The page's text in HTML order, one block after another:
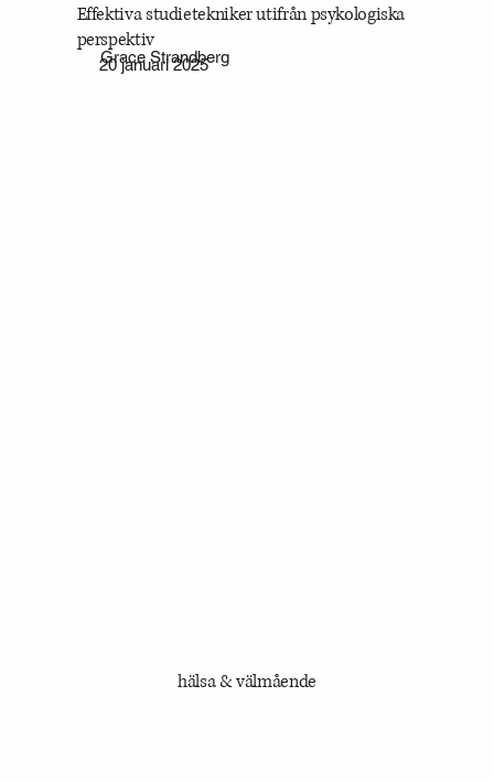
Effektiva studietekniker utifrån psykologiska
perspektiv
Grace Strandberg
20 januari 2025
hälsa&välmående